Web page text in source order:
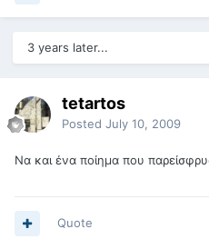
3 years later...
tetartos
Posted July 10, 2009
Να και ένα ποίημα που
Quote